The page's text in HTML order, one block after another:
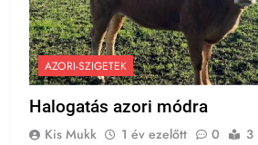
AZORI-SZIGETEK
Halogatás azori módra
Kis Mukk 1 év ezelőtt 0 3